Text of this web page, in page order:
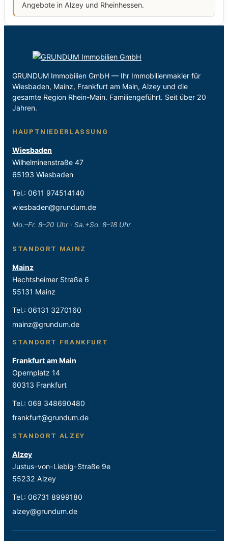
Angebote in Alzey und Rheinhessen.
GRUNDUM Immobilien GmbH — Ihr Immobilienmakler für
Wiesbaden, Mainz, Frankfurt am Main, Alzey und die
gesamte Region Rhein-Main. Familiengeführt. Seit über 20
Jahren.
HAUPTNIEDERLASSUNG
Wiesbaden
Wilhelminenstraße 47
65193 Wiesbaden
Tel.: 0611 974514140
wiesbaden@grundum.de
Mo.–Fr. 8–20 Uhr · Sa.+So. 8–18 Uhr
STANDORT MAINZ
Mainz
Hechtsheimer Straße 6
55131 Mainz
Tel.: 06131 3270160
mainz@grundum.de
STANDORT FRANKFURT
Frankfurt am Main
Opernplatz 14
60313 Frankfurt
Tel.: 069 348690480
frankfurt@grundum.de
STANDORT ALZEY
Alzey
Justus-von-Liebig-Straße 9e
55232 Alzey
Tel.: 06731 8999180
alzey@grundum.de